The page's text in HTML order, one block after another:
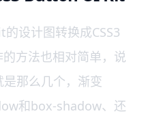
设计图转换成CSS3
方法也相对简单，说
那么几个，渐变
和box-shadow、还